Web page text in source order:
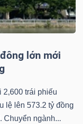
lớn mới
2,600 trái phiếu
lệ lên 573.2 tỷ đồng
Chuyển ngành...